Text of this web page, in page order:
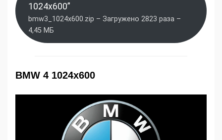
1024x600”
bmw3_1024x600.zip – Загружено 2823 раза –
4,45 МБ
BMW 4 1024x600